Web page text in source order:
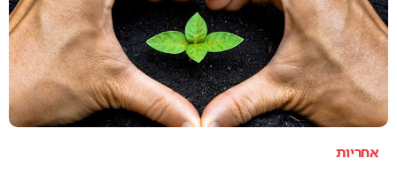
אחריות